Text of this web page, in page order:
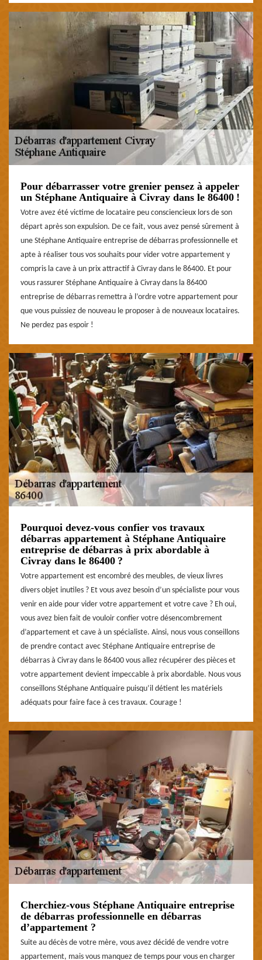
Pour débarrasser votre grenier pensez à appeler
un Stéphane Antiquaire à Civray dans le 86400 !
Votre avez été victime de locataire peu consciencieux lors de son
départ après son expulsion. De ce fait, vous avez pensé sûrement à
une Stéphane Antiquaire entreprise de débarras professionnelle et
apte à réaliser tous vos souhaits pour vider votre appartement y
compris la cave à un prix attractif à Civray dans le 86400. Et pour
vous rassurer Stéphane Antiquaire à Civray dans la 86400
entreprise de débarras remettra à l’ordre votre appartement pour
que vous puissiez de nouveau le proposer à de nouveaux locataires.
Ne perdez pas espoir !
Pourquoi devez-vous confier vos travaux
débarras appartement à Stéphane Antiquaire
entreprise de débarras à prix abordable à
Civray dans le 86400 ?
Votre appartement est encombré des meubles, de vieux livres
divers objet inutiles ? Et vous avez besoin d’un spécialiste pour vous
venir en aide pour vider votre appartement et votre cave ? Eh oui,
vous avez bien fait de vouloir confier votre désencombrement
d’appartement et cave à un spécialiste. Ainsi, nous vous conseillons
de prendre contact avec Stéphane Antiquaire entreprise de
débarras à Civray dans le 86400 vous allez récupérer des pièces et
votre appartement devient impeccable à prix abordable. Nous vous
conseillons Stéphane Antiquaire puisqu’il détient les matériels
adéquats pour faire face à ces travaux. Courage !
Cherchiez-vous Stéphane Antiquaire entreprise
de débarras professionnelle en débarras
d’appartement ?
Suite au décès de votre mère, vous avez décidé de vendre votre
appartement, mais vous manquez de temps pour vous en charger